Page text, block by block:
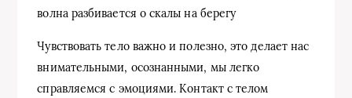
волна разбивается о скалы на берегу
Чувствовать тело важно и полезно, это делает нас
внимательными, осознанными, мы легко
справляемся с эмоциями. Контакт с телом